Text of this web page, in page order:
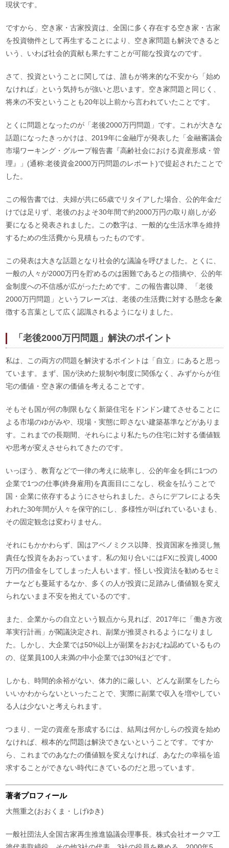
現状です。
ですから、空き家・古家投資は、全国に多く存在する空き家・古家
を投資物件として再生することにより、空き家問題も解決できると
いう、いわば社会的貢献も果たすことが可能な投資なのです。
さて、投資ということに関しては、誰もが将来的な不安から「始め
なければ」という気持ちが強いと思います。空き家問題と同じく、
将来の不安ということも20年以上前から言われていたことです。
とくに問題となったのが「老後2000万円問題」です。これが大きな
話題になったきっかけは、2019年に金融庁が発表した「金融審議会
市場ワーキング・グループ報告書『高齢社会における資産形成・管
理』」(通称:老後資金2000万円問題のレポート)で提起されたことで
した。
この報告書では、夫婦が共に65歳でリタイアした場合、公的年金だ
けでは足りず、老後のおよそ30年間で約2000万円の取り崩しが必
要になると発表されました。この数字は、一般的な生活水準を維持
するための生活費から見積もったものです。
この発表は大きな話題となり社会的な議論を呼びました。とくに、
一般の人々が2000万円を貯めるのは困難であるとの指摘や、公的年
金制度への不信感が広がったためです。この報告書以降、「老後
2000万円問題」というフレーズは、老後の生活費に対する懸念を象
徴する言葉として広く認識されるようになりました。
「老後2000万円問題」解決のポイント
私は、この両方の問題を解決するポイントは「自立」にあると思っ
ています。まず、国が決めた規制や制度に関係なく、みずからが住
宅の価値・空き家の価値を考えることです。
そもそも国が何の制限もなく新築住宅をドンドン建てさせることに
よる市場のゆがみや、現場・実態に即さない建築基準などがありま
す。これまでの長期間、それらにより私たちの住宅に対する価値観
や思考が変えさせられてきたのです。
いっぽう、教育などで一律の考えに統率し、公的年金を餌に1つの
企業で1つの仕事(終身雇用)を真面目にこなし、税金を払うことで
国・企業に依存するようにさせられました。さらにデフレによる失
われた30年間が人々を保守的にし、多様性が叫ばれているいまも、
その固定観念は変わりません。
それにもかかわらず、国はアベノミクス以降、投資国家を推奨し無
責任な投資をあおっています。私の知り合いにはFXに投資し4000
万円の借金をしてしまった人もいます。怪しい投資法を勧めるセミ
ナーなども蔓延するなか、多くの人が投資に足踏みし価値観を変え
られないまま不安を抱えているのです。
また、企業からの自立という観点から見れば、2017年に「働き方改
革実行計画」が閣議決定され、副業が推奨されるようになりまし
た。しかし、大企業では50%以上が副業をおおむね認めているもの
の、従業員100人未満の中小企業では30%ほどです。
しかも、時間的余裕がない、体力的に厳しい、どんな副業をしたら
いいかわからないといったことで、実際に副業で収入を増やしてい
る人は少ないと考えられます。
つまり、一定の資産を形成するには、結局は何かしらの投資を始め
なければ、根本的な問題は解決できないということです。ですか
ら、これまでのあなたの価値観を変えなければ、あなたの幸福を追
求することができない時代にきているのだと思っています。
著者プロフィール
大熊重之(おおくま・しげゆき)
一般社団法人全国古家再生推進協議会理事長。株式会社オークマ工